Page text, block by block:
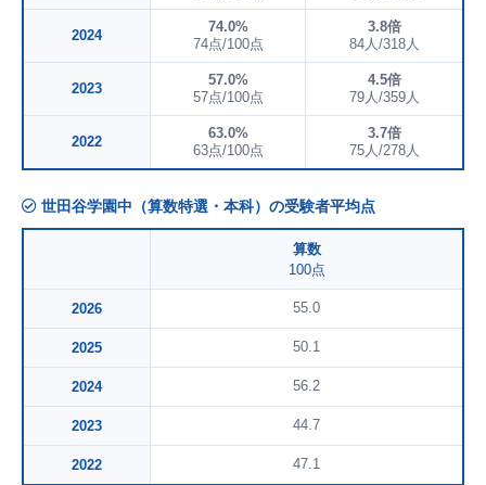
2024
74.0%
74点/100点
3.8倍
84人/318人
2023
57.0%
57点/100点
4.5倍
79人/359人
2022
63.0%
63点/100点
3.7倍
75人/278人
世田谷学園中（算数特選・本科）の受験者平均点
算数
100点
2026 55.0
2025 50.1
2024 56.2
2023 44.7
2022 47.1